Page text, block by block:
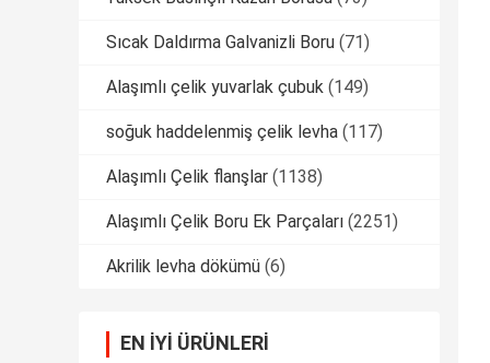
Sıcak Daldırma Galvanizli Boru (71)
Alaşımlı çelik yuvarlak çubuk (149)
soğuk haddelenmiş çelik levha (117)
Alaşımlı Çelik flanşlar (1138)
Alaşımlı Çelik Boru Ek Parçaları (2251)
Akrilik levha dökümü (6)
EN IYI ÜRÜNLERI